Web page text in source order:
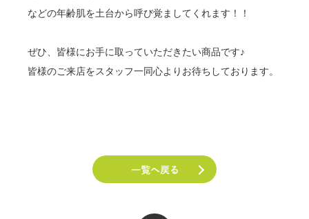
などの年齢肌を土台から呼び覚ましてくれます！！
ぜひ、皆様にお手に取っていただきたい商品です♪
皆様のご来店をスタッフ一同心よりお待ちしております。